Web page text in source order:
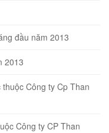
đầu năm 2013
2013
Công ty Cp Than
Công ty CP Than